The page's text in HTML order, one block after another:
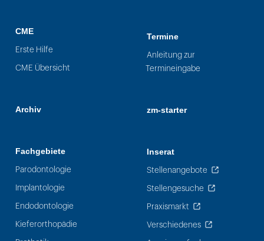
CME
Erste Hilfe
CME Übersicht
Archiv
Fachgebiete
Parodontologie
Implantologie
Endodontologie
Kieferorthopädie
Termine
Anleitung zur
Termineingabe
zm-starter
Inserat
Stellenangebote
Stellengesuche
Praxismarkt
Verschiedenes